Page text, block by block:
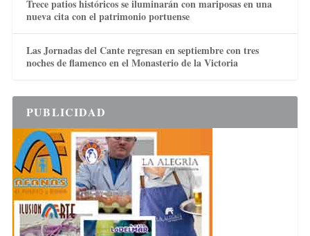
Trece patios históricos se iluminarán con mariposas en una
nueva cita con el patrimonio portuense
Las Jornadas del Cante regresan en septiembre con tres
noches de flamenco en el Monasterio de la Victoria
PUBLICIDAD